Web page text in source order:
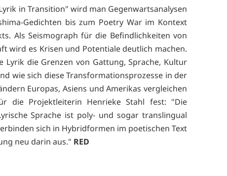
in Transition" wird man Gegenwartsanalysen
Gedichten bis zum Poetry War im Kontext
Als Seismograph für die Befindlichkeiten von
wird es Krisen und Potentiale deutlich machen.
Lyrik die Grenzen von Gattung, Sprache, Kultur
wie sich diese Transformationsprozesse in der
Europas, Asiens und Amerikas vergleichen
die Projektleiterin Henrieke Stahl fest: "Die
Sprache ist poly- und sogar translingual
sich in Hybridformen im poetischen Text
neu darin aus." RED